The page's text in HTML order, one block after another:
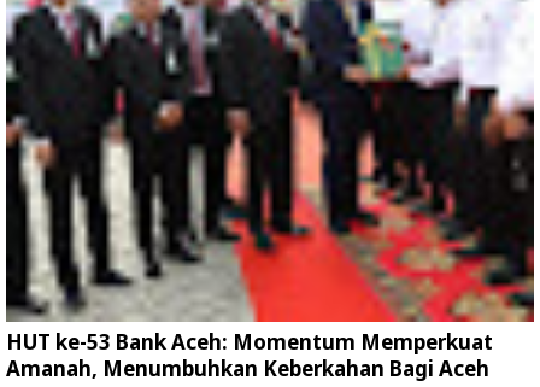
HUT ke-53 Bank Aceh: Momentum Memperkuat
Amanah, Menumbuhkan Keberkahan Bagi Aceh